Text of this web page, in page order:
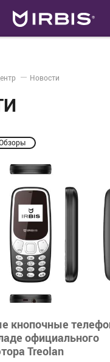
Новости
кнопочные
официального
Treolan